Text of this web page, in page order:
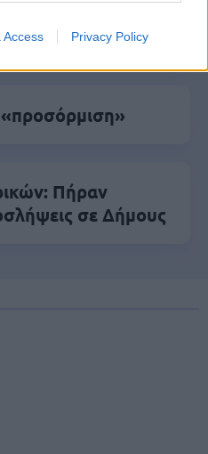
Access Privacy Policy
«αφερμάτιση»
«προσόρμιση»
Πήραν
σε Δήμους